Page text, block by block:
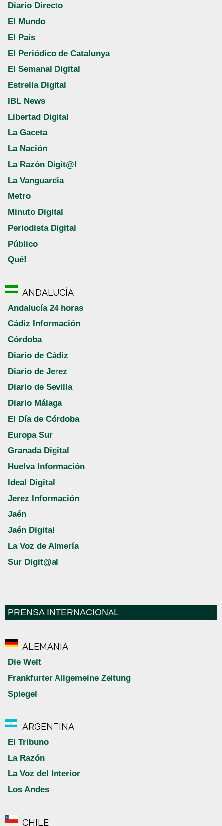
Diario Directo
El Mundo
El País
El Periódico de Catalunya
El Semanal Digital
Estrella Digital
IBL News
Libertad Digital
La Gaceta
La Nación
La Razón Digit@l
La Vanguardia
Metro
Minuto Digital
Periodista Digital
Público
Qué!
ANDALUCÍA
Andalucía 24 horas
Cádiz Información
Córdoba
Diario de Cádiz
Diario de Jerez
Diario de Sevilla
Diario Málaga
El Día de Córdoba
Europa Sur
Granada Digital
Huelva Información
Ideal Digital
Jerez Información
Jaén
Jaén Digital
La Voz de Almería
Sur Digit@al
PRENSA INTERNACIONAL
ALEMANIA
Die Welt
Frankfurter Allgemeine Zeitung
Spiegel
ARGENTINA
El Tribuno
La Razón
La Voz del Interior
Los Andes
CHILE